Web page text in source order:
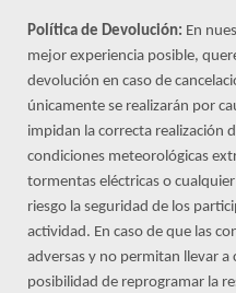
Política de Devolución: En
mejor experiencia posible,
devolución en caso de
únicamente se realizarán por
impidan la correcta realización
condiciones meteorológicas
tormentas eléctricas o
riesgo la seguridad de los
actividad. En caso de que las
adversas y no permitan llevar a
posibilidad de reprogramar la